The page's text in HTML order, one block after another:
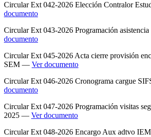
Circular Ext 042-2026 Elección Contralor
documento
Circular Ext 043-2026 Programación
documento
Circular Ext 045-2026 Acta cierre provisión
SEM — Ver documento
Circular Ext 046-2026 Cronograma cargue
documento
Circular Ext 047-2026 Programación visitas
2025 — Ver documento
Circular Ext 048-2026 Encargo Aux adtvo